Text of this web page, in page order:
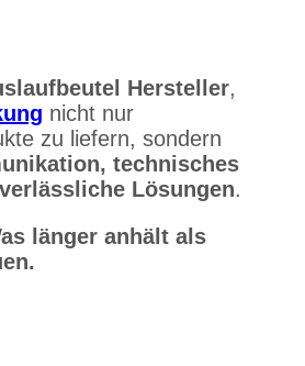
Hersteller,
nicht nur
zu liefern, sondern
technisches
Lösungen.
länger anhält als